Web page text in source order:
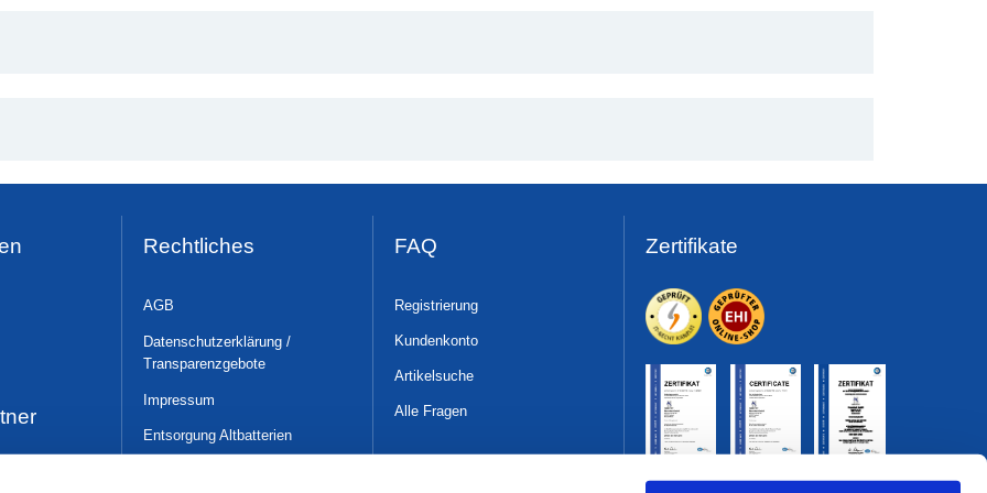
Rechtliches
AGB
Datenschutzerklärung /
Transparenzgebote
Impressum
Entsorgung Altbatterien
FAQ
Registrierung
Kundenkonto
Artikelsuche
Alle Fragen
Zertifikate